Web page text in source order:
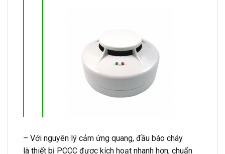
– Với nguyên lý cảm ứng quang, đầu báo cháy
là thiết bị PCCC được kích hoạt nhanh hơn, chuẩn